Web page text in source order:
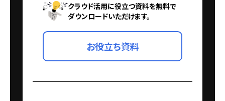
クラウド活用に役立つ資料を無料で
ダウンロードいただけます。
お役立ち資料